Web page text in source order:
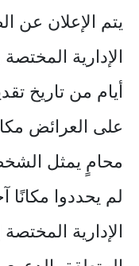
يتم الإعلان عن
أيام من تاريخ
على العرائض
محامٍ يمثل
لم يحددوا
الإدارية